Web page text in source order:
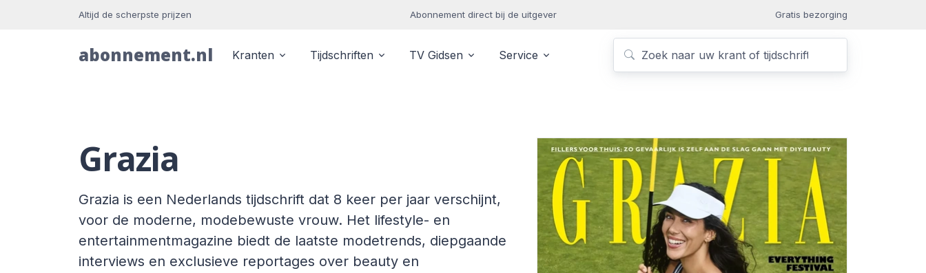
Altijd de scherpste prijzen Abonnement direct bij de uitgever Gratis bezorging
abonnement.nl Kranten Tijdschriften TV Gidsen Service
Grazia
Grazia is een Nederlands tijdschrift dat 8 keer per jaar verschijnt,
voor de moderne, modebewuste vrouw. Het lifestyle- en
entertainmentmagazine biedt de laatste modetrends, diepgaande
interviews en exclusieve reportages over beauty en